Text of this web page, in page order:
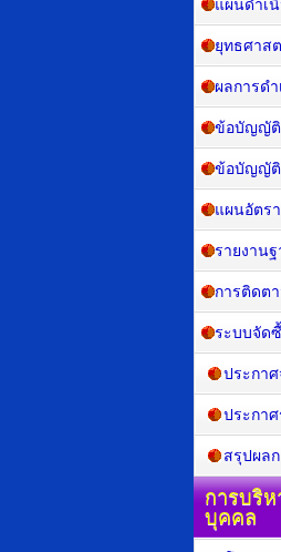
แผนดำเ
ยุทธศาส
ผลการด
ข้อบัญญัติ
ข้อบัญญัติ
แผนอัตร
รายงานฐ
การติดต
ระบบจัด
ประกา
ประกา
สรุปผล
การบริ
บุคคล